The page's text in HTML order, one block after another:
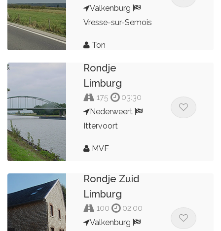
Valkenburg
Vresse-sur-Semois
Ton
Rondje
Limburg
175
03:30
Nederweert
Ittervoort
MVF
Rondje Zuid
Limburg
100
02:00
Valkenburg